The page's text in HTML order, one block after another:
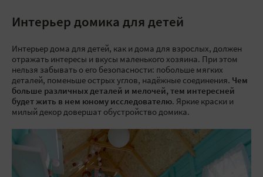
Интерьер домика для детей
Интерьер дома для детей, как и дома для взрослых, должен
отражать интересы и вкусы маленького хозяина. При этом
нельзя забывать о его безопасности: побольше мягких
деталей, поменьше острых углов, надёжные соединения. Чем
больше различных деталей и мелочей, тем интересней
будет жить в нем юному исследователю. Яркие краски и
милый декор довершат обустройство домика.